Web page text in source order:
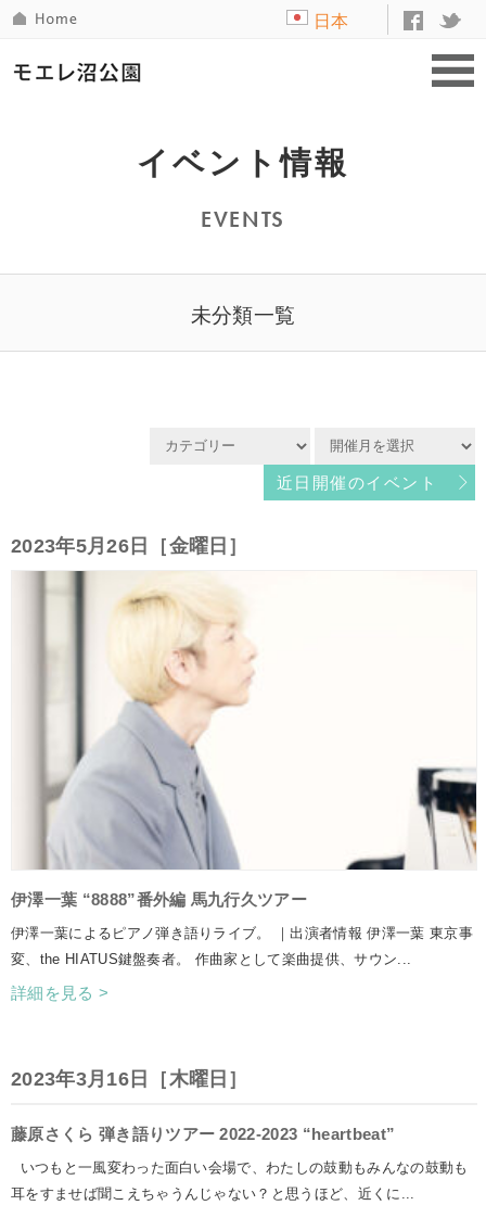
日本
イベント情報
EVENTS
未分類一覧
近日開催のイベント
2023年5月26日［金曜日］
伊澤一葉 “8888”番外編 馬九行久ツアー
伊澤一葉によるピアノ弾き語りライブ。 ｜出演者情報 伊澤一葉 東京事
変、the HIATUS鍵盤奏者。 作曲家として楽曲提供、サウン...
詳細を見る >
2023年3月16日［木曜日］
藤原さくら 弾き語りツアー 2022-2023 “heartbeat”
いつもと一風変わった面白い会場で、わたしの鼓動もみんなの鼓動も
耳をすませば聞こえちゃうんじゃない？と思うほど、近くに...